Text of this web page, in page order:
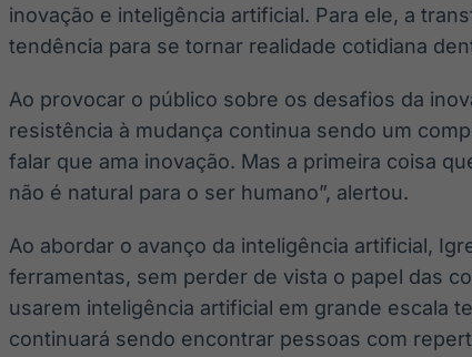
inovação e inteligência artificial. Para ele, a
tendência para se tornar realidade cotidiana
Ao provocar o público sobre os desafios da
resistência à mudança continua sendo um
falar que ama inovação. Mas a primeira coisa
não é natural para o ser humano”, alertou.
Ao abordar o avanço da inteligência artificial,
ferramentas, sem perder de vista o papel das
usarem inteligência artificial em grande escala
continuará sendo encontrar pessoas com